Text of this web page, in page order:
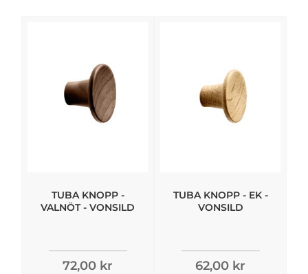
TUBA KNOPP -
VALNÖT - VONSILD
72,00 kr
TUBA KNOPP - EK -
VONSILD
62,00 kr